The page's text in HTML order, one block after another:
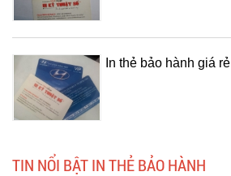
In thẻ bảo hành giá rẻ
TIN NỔI BẬT IN THẺ BẢO HÀNH